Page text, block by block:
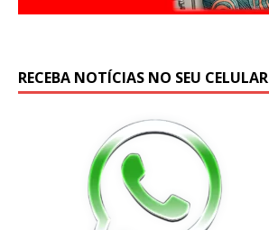
RECEBA NOTÍCIAS NO SEU CELULAR